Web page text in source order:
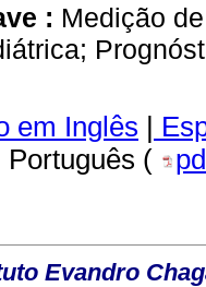
: Medição
em Inglês
Português (
Evandro